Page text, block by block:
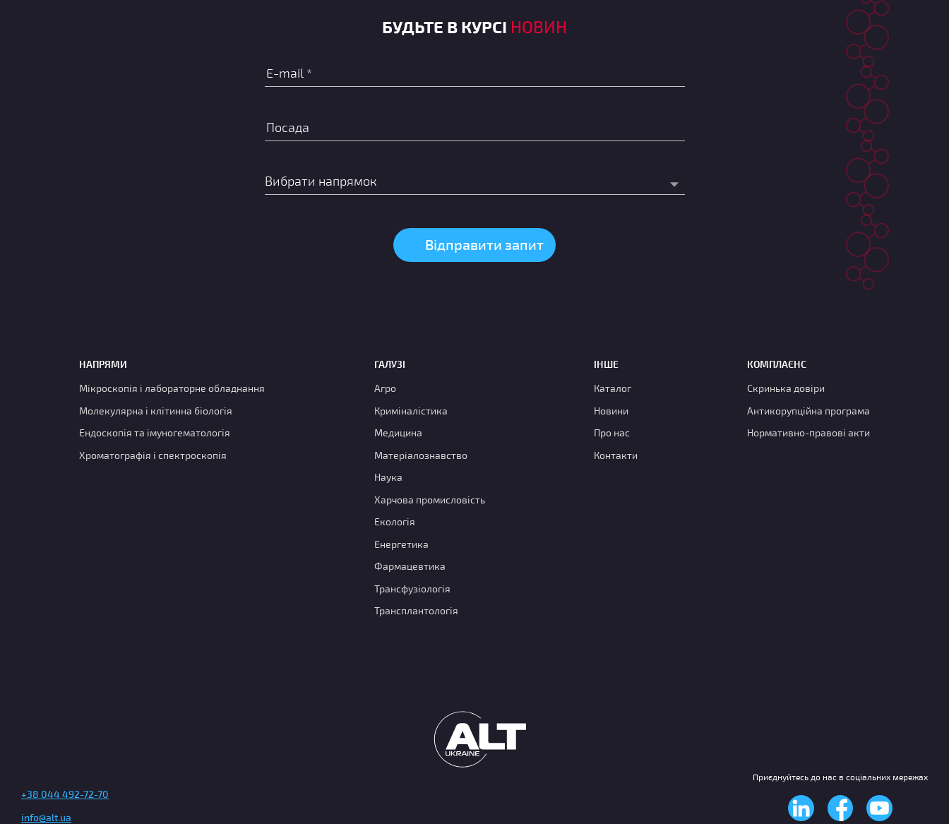
БУДЬТЕ В КУРСІ НОВИН
НАПРЯМИ
Мікроскопія і лабораторне обладнання
Молекулярна і клітинна біологія
Ендоскопія та імуногематологія
Хроматографія і спектроскопія
ГАЛУЗІ
Агро
Криміналістика
Медицина
Матеріалознавство
Наука
Харчова промисловість
Екологія
Енергетика
Фармацевтика
Трансфузіологія
Трансплантологія
ІНШЕ
Каталог
Новини
Про нас
Контакти
КОМПЛАЄНС
Скринька довіри
Антикорупційна програма
Нормативно-правові акти
+38 044 492-72-70
info@alt.ua
Приєднуйтесь до нас в соціальних мережах